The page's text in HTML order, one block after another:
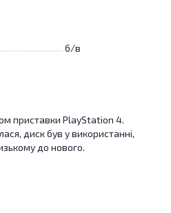
б/в
приставки PlayStation 4.
диск був у використанні,
до нового.